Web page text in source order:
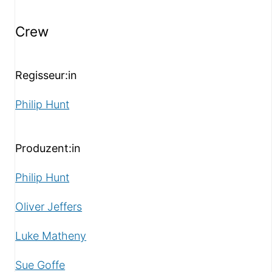
Crew
Regisseur:in
Philip Hunt
Produzent:in
Philip Hunt
Oliver Jeffers
Luke Matheny
Sue Goffe